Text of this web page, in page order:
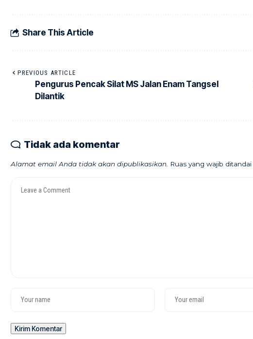
Share This Article
PREVIOUS ARTICLE
Pengurus Pencak Silat MS Jalan Enam Tangsel
Dilantik
Tidak ada komentar
Alamat email Anda tidak akan dipublikasikan. Ruas yang wajib ditandai